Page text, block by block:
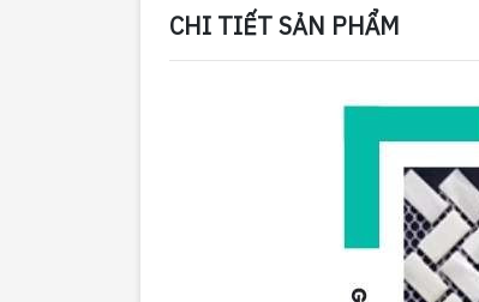
CHI TIẾT SẢN PHẨM